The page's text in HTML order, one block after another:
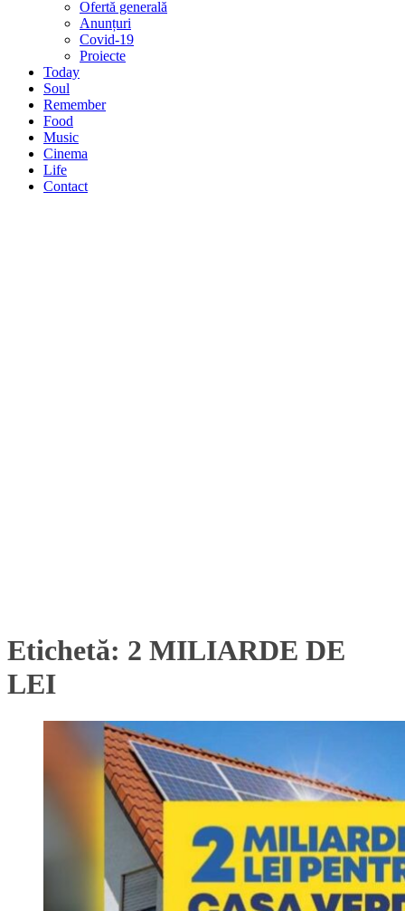
Ofertă generală
Anunțuri
Covid-19
Proiecte
Today
Soul
Remember
Food
Music
Cinema
Life
Contact
Etichetă: 2 MILIARDE DE
LEI